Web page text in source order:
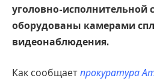
уголовно-исполнительной
оборудованы камерами
видеонаблюдения.
Как сообщает прокуратура